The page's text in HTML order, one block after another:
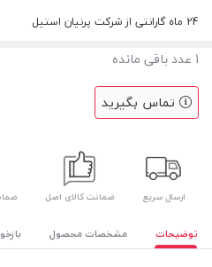
24 ماه گارانتی از شرکت پرنیان استیل
1 عدد باقی مانده
تماس بگیرید
ارسال سریع ضمانت کالای اصل
توضیحات مشخصات محصول